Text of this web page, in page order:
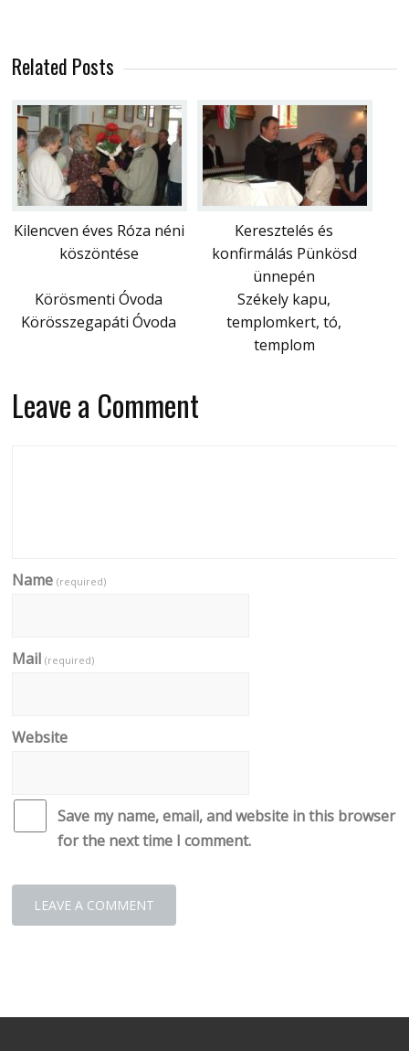
Related Posts
Kilencven éves Róza néni
köszöntése
Keresztelés és
konfirmálás Pünkösd
ünnepén
Körösmenti Óvoda
Körösszegapáti Óvoda
Székely kapu,
templomkert, tó,
templom
Leave a Comment
Name(required)
Mail(required)
Website
Save my name, email, and website in this browser
for the next time I comment.